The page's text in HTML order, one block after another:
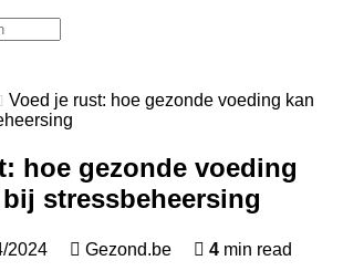
Voed je rust: hoe gezonde voeding kan
hoe gezonde voeding
stressbeheersing
2024  Gezond.be  4 min read